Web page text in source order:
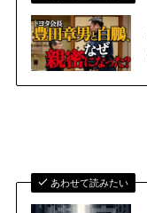
あわせて読みたい